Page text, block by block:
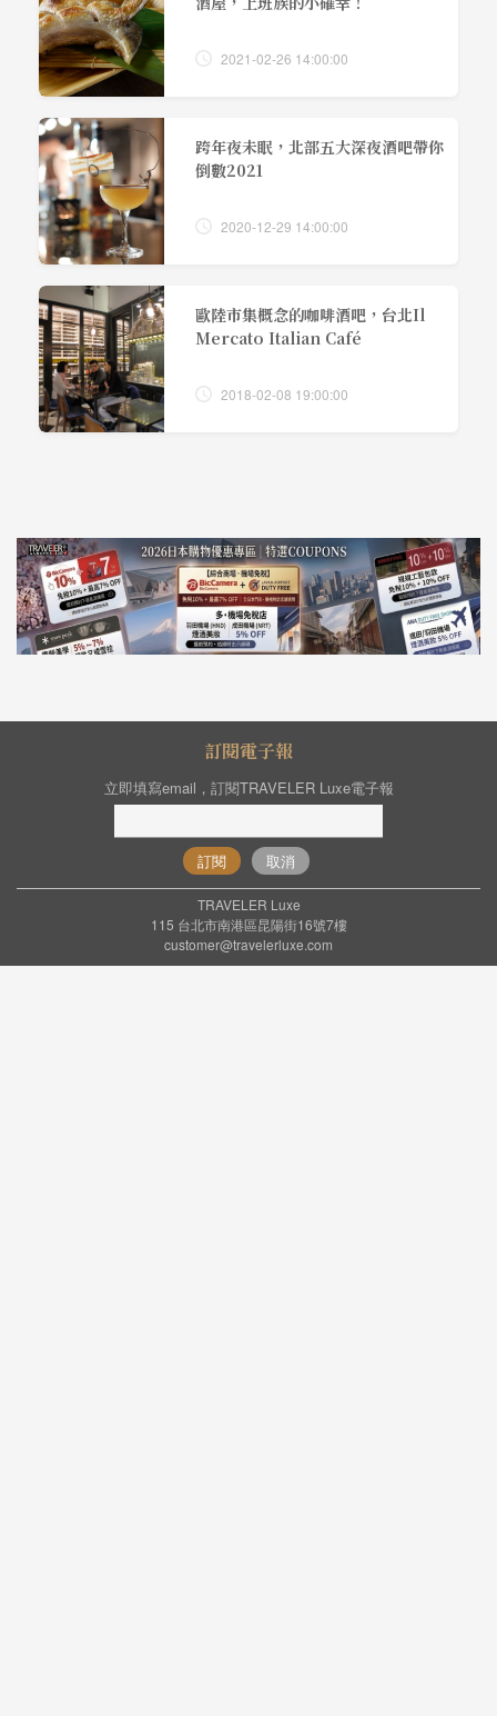
2021-02-26 14:00:00
跨年夜未眠，北部五大深夜酒吧帶你
倒數2021
2020-12-29 14:00:00
歐陸市集概念的咖啡酒吧，台北Il
Mercato Italian Café
2018-02-08 19:00:00
訂閱電子報
立即填寫email，訂閱TRAVELER Luxe電子報
訂閱 取消
TRAVELER Luxe
115 台北市南港區昆陽街16號7樓
customer@travelerluxe.com